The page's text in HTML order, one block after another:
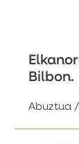
Bilbon.
Abuztua /